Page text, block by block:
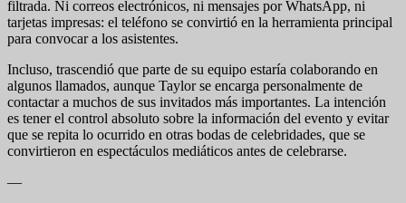
filtrada. Ni correos electrónicos, ni mensajes por WhatsApp, ni
tarjetas impresas: el teléfono se convirtió en la herramienta principal
para convocar a los asistentes.
Incluso, trascendió que parte de su equipo estaría colaborando en
algunos llamados, aunque Taylor se encarga personalmente de
contactar a muchos de sus invitados más importantes. La intención
es tener el control absoluto sobre la información del evento y evitar
que se repita lo ocurrido en otras bodas de celebridades, que se
convirtieron en espectáculos mediáticos antes de celebrarse.
—